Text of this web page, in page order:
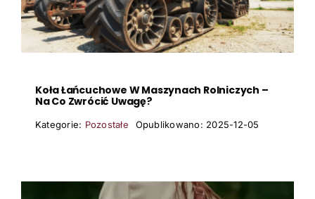
Koła Łańcuchowe W Maszynach Rolniczych –
Na Co Zwrócić Uwagę?
Kategorie: Pozostałe Opublikowano: 2025-12-05